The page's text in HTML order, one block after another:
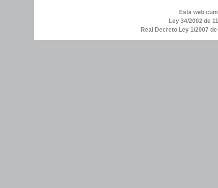
Esta web
Ley 34/2002 de
Real Decreto Ley 1/2007